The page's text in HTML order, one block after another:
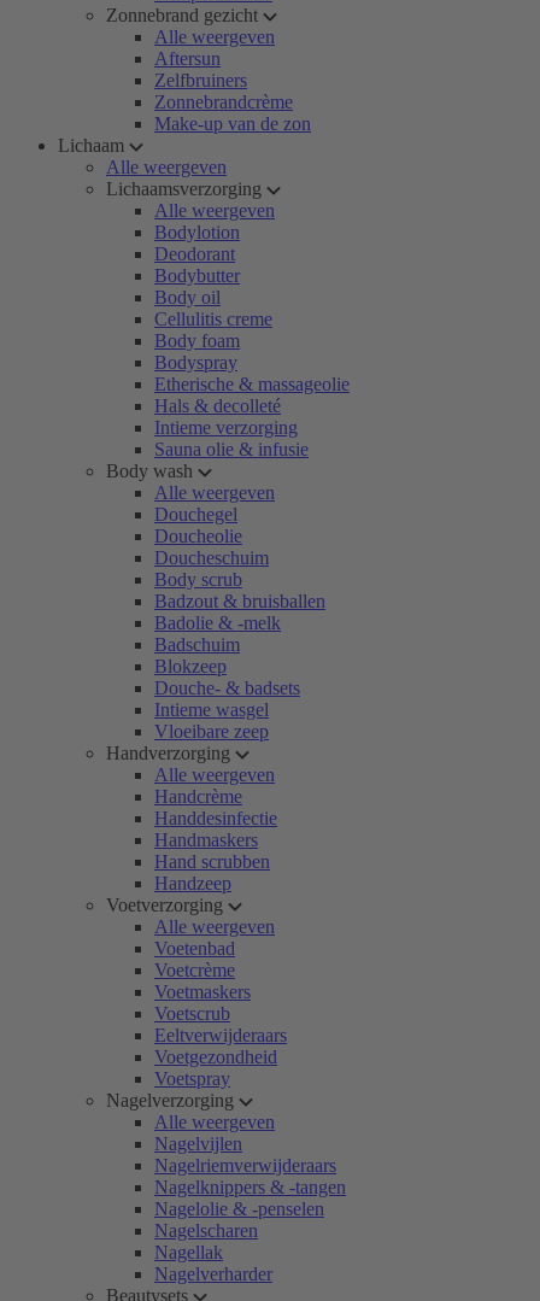
Zonnebrand gezicht
Alle weergeven
Aftersun
Zelfbruiners
Zonnebrandcrème
Make-up van de zon
Lichaam
Alle weergeven
Lichaamsverzorging
Alle weergeven
Bodylotion
Deodorant
Bodybutter
Body oil
Cellulitis creme
Body foam
Bodyspray
Etherische & massageolie
Hals & decolleté
Intieme verzorging
Sauna olie & infusie
Body wash
Alle weergeven
Douchegel
Doucheolie
Doucheschuim
Body scrub
Badzout & bruisballen
Badolie & -melk
Badschuim
Blokzeep
Douche- & badsets
Intieme wasgel
Vloeibare zeep
Handverzorging
Alle weergeven
Handcrème
Handdesinfectie
Handmaskers
Hand scrubben
Handzeep
Voetverzorging
Alle weergeven
Voetenbad
Voetcrème
Voetmaskers
Voetscrub
Eeltverwijderaars
Voetgezondheid
Voetspray
Nagelverzorging
Alle weergeven
Nagelvijlen
Nagelriemverwijderaars
Nagelknippers & -tangen
Nagelolie & -penselen
Nagelscharen
Nagellak
Nagelverharder
Beautysets